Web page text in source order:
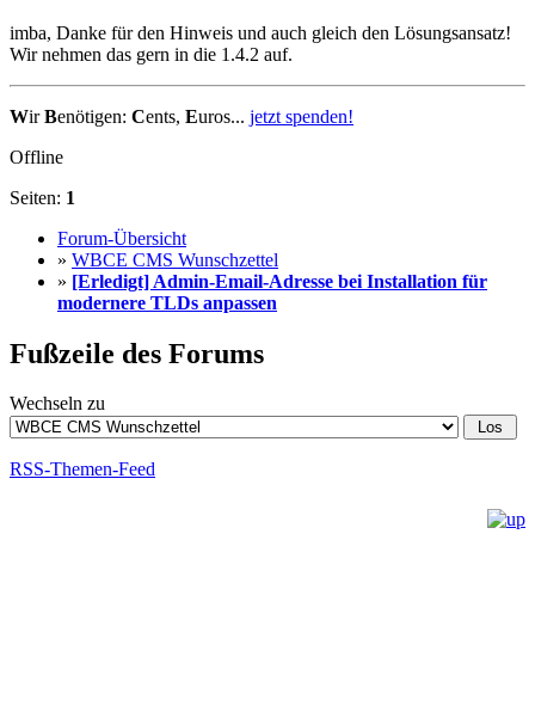
imba, Danke für den Hinweis und auch gleich den Lösungsansatz!
Wir nehmen das gern in die 1.4.2 auf.
WirBenötigen: Cents, Euros... jetzt spenden!
Offline
Seiten: 1
Forum-Übersicht
» WBCE CMS Wunschzettel
» [Erledigt] Admin-Email-Adresse bei Installation für
modernere TLDs anpassen
Fußzeile des Forums
Wechseln zu
RSS-Themen-Feed